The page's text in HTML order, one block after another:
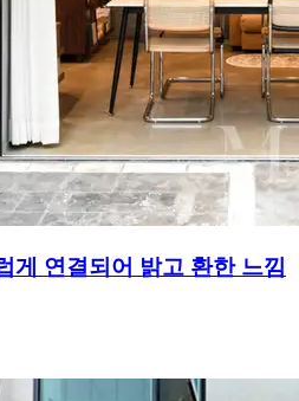
게 연결되어 밝고 환한 느낌